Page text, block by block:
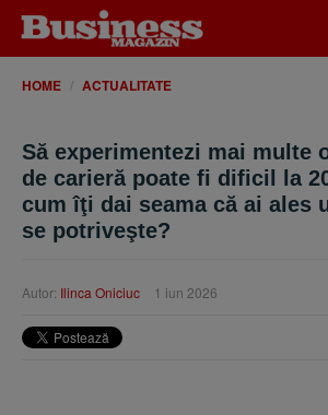
HOME ACTUALITATE
Să experimentezi mai multe
de carieră poate fi dificil la
cum îţi dai seama că ai ales
se potriveşte?
Autor: Ilinca Oniciuc 1 iun 2026